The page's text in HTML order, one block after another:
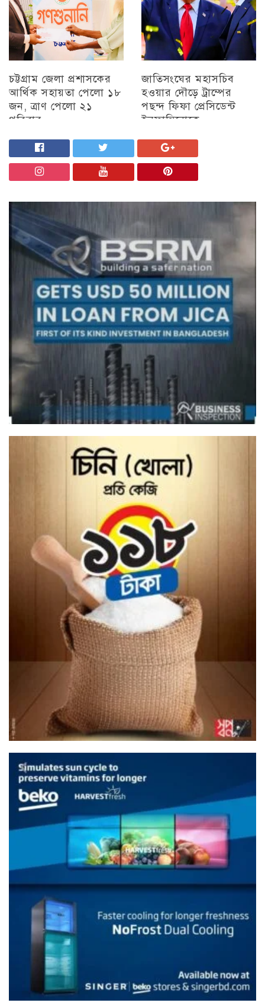
চট্টগ্রাম জেলা প্রশাসকের
আর্থিক সহায়তা পেলো ১৮
জন, ত্রাণ পেলো ২১
পরিবার
চট্টগ্রাম
জাতিসংঘের মহাসচিব
হওয়ার দৌড়ে ট্রাম্পের
পছন্দ ফিফা প্রেসিডেন্ট
ইনফান্তিনোকে
চট্টগ্রাম